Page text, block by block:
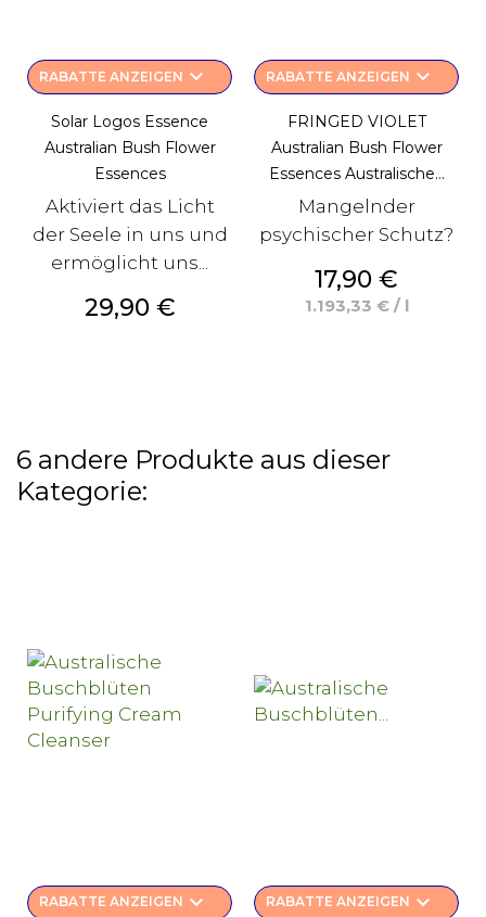
RABATTE ANZEIGEN keyboard_arrow_down
Solar Logos Essence
Australian Bush Flower
Essences
Aktiviert das Licht
der Seele in uns und
ermöglicht uns...
Preis
29,90 €
RABATTE ANZEIGEN keyboard_arrow_down
FRINGED VIOLET
Australian Bush Flower
Essences Australische...
Mangelnder
psychischer Schutz?
Preis
17,90 €
1.193,33 € / l
6 andere Produkte aus dieser
Kategorie:
RABATTE ANZEIGEN keyboard_arrow_down RABATTE ANZEIGEN keyboard_arrow_down